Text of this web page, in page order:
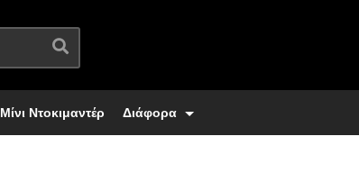
Μίνι Ντοκιμαντέρ Διάφορα